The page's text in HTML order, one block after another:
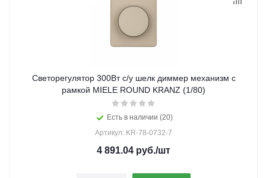
Светорегулятор 300Вт с/у шелк диммер механизм с
рамкой MIELE ROUND KRANZ (1/80)
Есть в наличии (20)
Артикул: KR-78-0732-7
4 891.04 руб./шт